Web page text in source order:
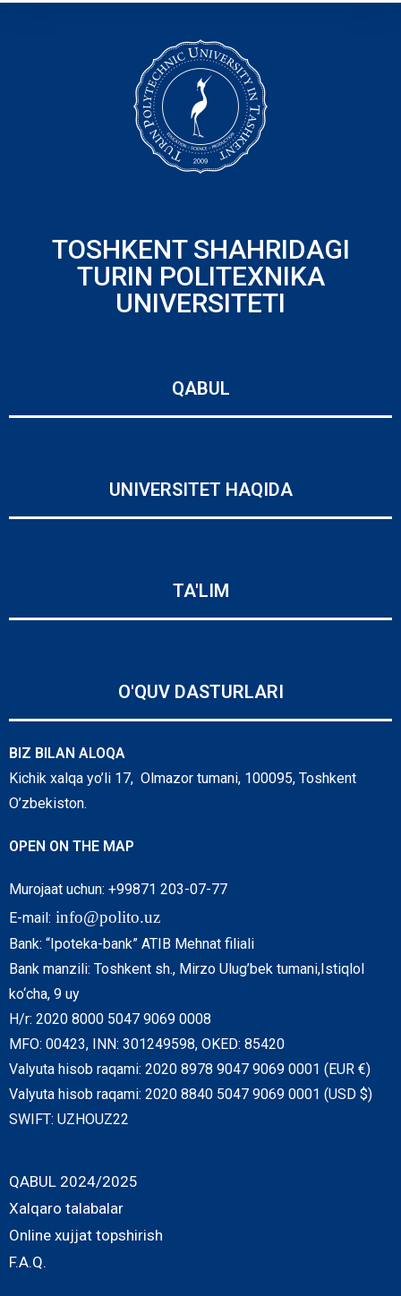
TOSHKENT SHAHRIDAGI
TURIN POLITEXNIKA
UNIVERSITETI
QABUL
UNIVERSITET HAQIDA
TA'LIM
O'QUV DASTURLARI
BIZ BILAN ALOQA
Kichik xalqa yo’li 17, Olmazor tumani, 100095, Toshkent
O’zbekiston.
OPEN ON THE MAP
Murojaat uchun: +99871 203-07-77
E-mail: info@polito.uz
Bank: “Ipoteka-bank” ATIB Mehnat filiali
Bank manzili: Toshkent sh., Mirzo Ulug’bek tumani,Istiqlol
ko‘cha, 9 uy
H/r: 2020 8000 5047 9069 0008
MFO: 00423, INN: 301249598, OKED: 85420
Valyuta hisob raqami: 2020 8978 9047 9069 0001 (EUR €)
Valyuta hisob raqami: 2020 8840 5047 9069 0001 (USD $)
SWIFT: UZHOUZ22
QABUL 2024/2025
Xalqaro talabalar
Online xujjat topshirish
F.A.Q.